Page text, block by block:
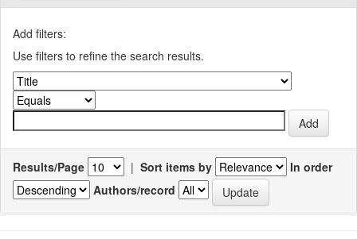
Add filters:
Use filters to refine the search results.
Results/Page | Sort items by
In order
Authors/record